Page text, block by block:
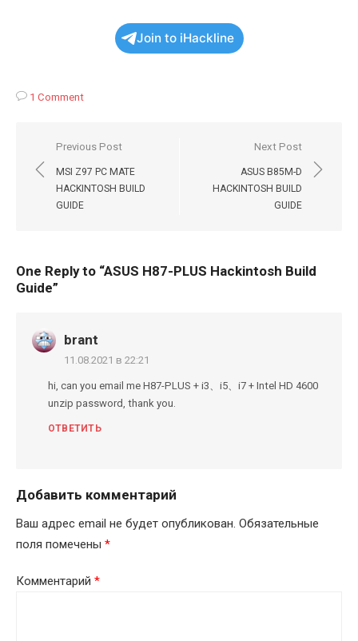
Join to iHackline
1 Comment
Навигация
по
записям
Previous Post
MSI Z97 PC MATE
HACKINTOSH BUILD
GUIDE
Next Post
ASUS B85M-D
HACKINTOSH BUILD
GUIDE
One Reply to “ASUS H87-PLUS Hackintosh Build
Guide”
brant
11.08.2021 в 22:21
hi, can you email me H87-PLUS + i3、i5、i7 + Intel HD 4600
unzip password, thank you.
ОТВЕТИТЬ
Добавить комментарий
Ваш адрес email не будет опубликован. Обязательные
поля помечены *
Комментарий *